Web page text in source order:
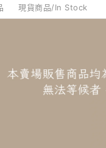
現貨商品/In Stock